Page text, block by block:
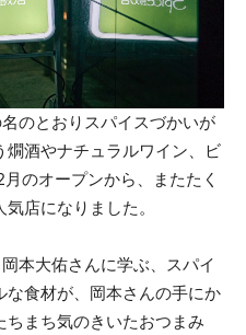
のとおりスパイスづかいが
酒やナチュラルワイン、ビ
のオープンから、またたく
店になりました。
本大佑さんに学ぶ、スパイ
食材が、岡本さんの手にか
まち気のきいたおつまみ